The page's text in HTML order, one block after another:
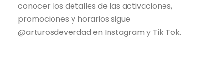
conocer los detalles de las activaciones,
promociones y horarios sigue
@arturosdeverdad en Instagram y Tik Tok.